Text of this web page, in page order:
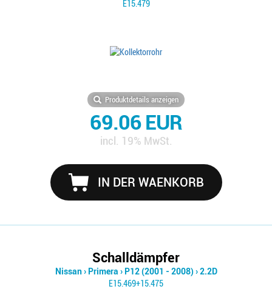
E15.479
Produktdetails anzeigen
69.06 EUR
incl. 19% MwSt.
IN DER WAENKORB
Schalldämpfer
Nissan› Primera › P12 (2001 - 2008) ›2.2D
E15.469+15.475